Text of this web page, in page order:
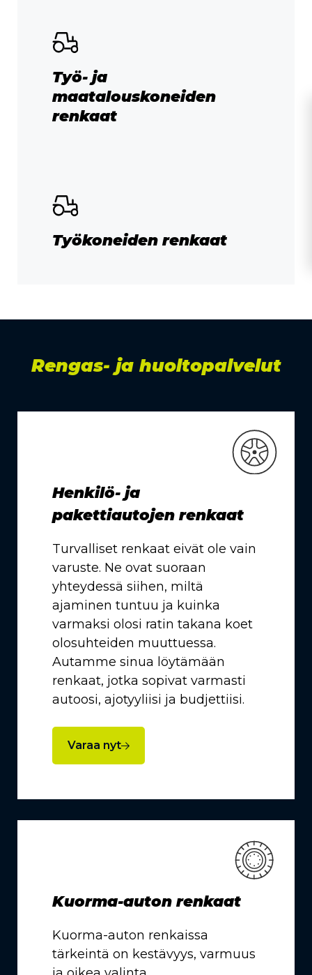
Työ- ja
maatalouskoneiden
renkaat
Työkoneiden renkaat
Rengas- ja huoltopalvelut
Henkilö- ja
pakettiautojen renkaat
Turvalliset renkaat eivät ole vain
varuste. Ne ovat suoraan
yhteydessä siihen, miltä
ajaminen tuntuu ja kuinka
varmaksi olosi ratin takana koet
olosuhteiden muuttuessa.
Autamme sinua löytämään
renkaat, jotka sopivat varmasti
autoosi, ajotyyliisi ja budjettiisi.
Varaa nyt
Kuorma-auton renkaat
Kuorma-auton renkaissa
tärkeintä on kestävyys, varmuus